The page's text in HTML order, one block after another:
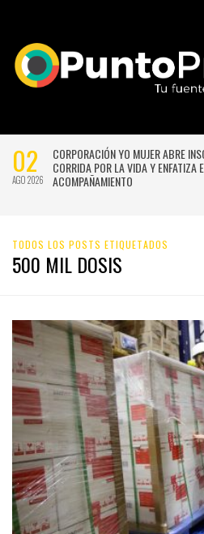
02
AGO 2026
CORPORACIÓN YO MUJER ABRE
CORRIDA POR LA VIDA Y ENFATIZA
ACOMPAÑAMIENTO
TODOS LOS POSTS ETIQUETADOS
500 MIL DOSIS